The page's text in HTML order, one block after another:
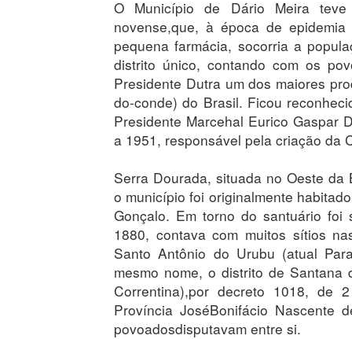
O Município de Dário Meira
novense,que, à época de
pequena farmácia, socorria a
distrito único, contando com os
Presidente Dutra um dos maiores
do-conde) do Brasil. Ficou
Presidente Marcehal Eurico Gaspar
a 1951, responsável pela criação da
Serra Dourada, situada no Oeste
o município foi originalmente
Gonçalo. Em torno do santuário
1880, contava com muitos sítios
Santo Antônio do Urubu (atual
mesmo nome, o distrito de
Correntina),por decreto 1018, de
Província JoséBonifácio Nascente
povoadosdisputavam entre si.